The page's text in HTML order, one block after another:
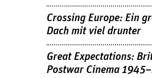
Crossing Europe: Ein
Dach mit viel drunter
Great Expectations:
Postwar Cinema